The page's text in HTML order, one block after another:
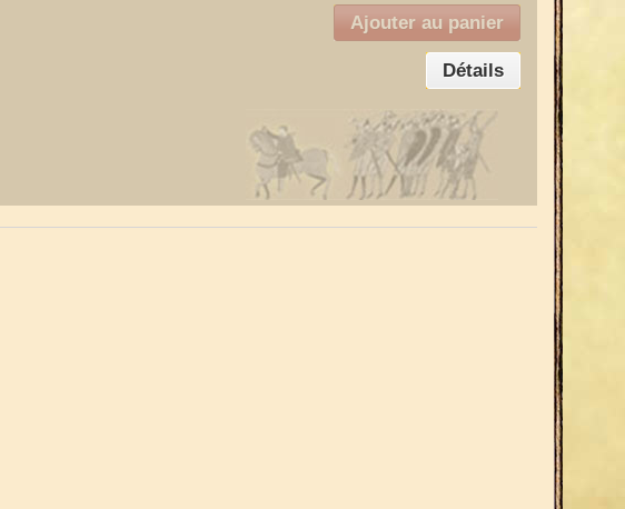
Ajouter au panier
Détails